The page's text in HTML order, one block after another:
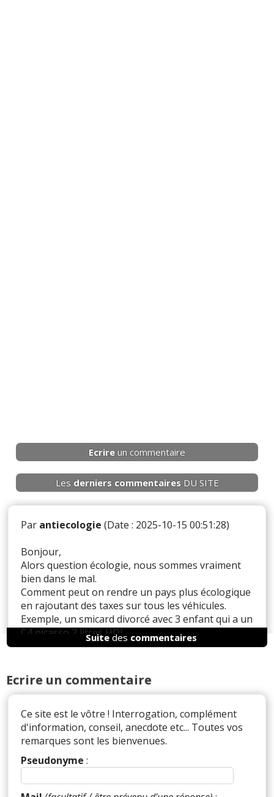
Ecrire un commentaire
Les derniers commentaires DU SITE
Par antiecologie (Date : 2025-10-15 00:51:28)
Bonjour,
Alors question écologie, nous sommes vraiment
bien dans le mal.
Comment peut on rendre un pays plus écologique
en rajoutant des taxes sur tous les véhicules.
Exemple, un smicard divorcé avec 3 enfant qui a un
C4 picasso 2 litres HDI.
ne peut pas racheter un véhicule neuf du même
Si je prend un véhicule comme un skoda kodiak.
CO2 est à 148 Co2
Sans compter avec l'âge un véhicule pollue plus.
Au final, on nous incite à garder nos vieux
véhicules polluant. En nous demandant de payer
un malus équivalent à 10 fois le smic.
On se rend compte de la l'injustice sociale qui
existe en France.
Suitedes commentaires
Ecrire un commentaire
Ce site est le vôtre ! Interrogation, complément
d'information, conseil, anecdote etc... Toutes vos
remarques sont les bienvenues.
Pseudonyme :